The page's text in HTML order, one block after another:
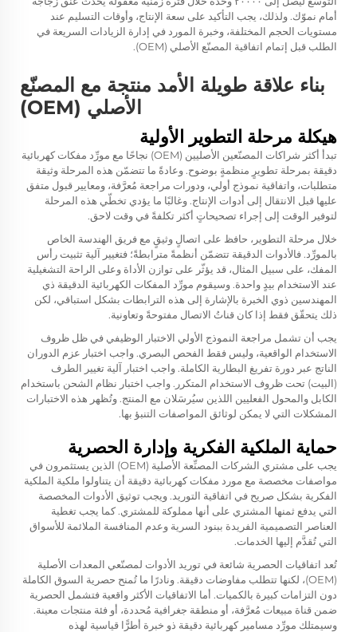
أمام نموّك. ولذلك، يجب التأكيد على سعة الإنتاج، وأوقات التسليم عند
مستويات الحجم المختلفة، وخبرة المورد في إدارة الزيادات السريعة في
الطلب قبل إتمام اتفاقية المصنّع الأصلي (OEM).
بناء علاقة طويلة الأمد منتجة مع المصنّع
الأصلي (OEM)
هيكلة مرحلة التطوير الأولية
تبدأ أكثر شراكات المصنّعين الأصليين (OEM) نجاحًا مع مورِّد مفكات كهربائية
دقيقة بمرحلة تطويرٍ منظمةٍ بوضوح. وعادةً ما تتضمّن هذه المرحلة وثيقة
متطلبات، واتفاقية نموذج أولي، ودورات مراجعة مُعرَّفة، ومعايير قبول متفق
عليها قبل الانتقال إلى أدوات الإنتاج. وغالبًا ما يؤدي تخطّي هذه المرحلة
لتوفير الوقت إلى إجراء تصحيحاتٍ أكثر تكلفةً في وقت لاحق.
خلال مرحلة التطوير، حافظ على اتصالٍ وثيقٍ مع فريق الهندسة الخاص
بالمورِّد. فالأدوات الدقيقة تتضمّن أنظمةً مترابطةً؛ فتغيير آلية تثبيت رأس
المفك، على سبيل المثال، قد يؤثّر على توازن الأداة وعلى الراحة التشغيلية
عند الاستخدام بيدٍ واحدة. وسيقوم مورِّد المفكات الكهربائية الدقيقة ذي
المهندسين ذوي الخبرة بالإشارة إلى هذه الترابطات بشكل استباقي، لكن
ذلك يتحقّق فقط إذا كان قناتُ الاتصال مفتوحةً وتعاونية.
يجب أن تشمل مراجعة النموذج الأولي الاختبار الوظيفي في ظل ظروف
الاستخدام الواقعية، وليس فقط الفحص البصري. واجب اختبار عزم الدوران
الناتج عبر دورة تفريغ البطارية الكاملة. واجب اختبار آلية تغيير الطرف
(البيت) تحت ظروف الاستخدام المتكرر. واجب اختبار نظام الشحن باستخدام
الكابل والمحول الفعليين اللذين سيُرسَلان مع المنتج. وتُظهر هذه الاختبارات
المشكلات التي لا يمكن لوثائق المواصفات التنبؤ بها.
حماية الملكية الفكرية وإدارة الحصرية
يجب على مشتري الشركات المصنِّعة الأصلية (OEM) الذين يستثمرون في
مواصفات مخصصة مع مورد مفكات كهربائية دقيقة أن يتناولوا ملكية الملكية
الفكرية بشكل صريح في اتفاقية التوريد. ويجب توثيق الأدوات المخصصة
التي يدفع ثمنها المشتري على أنها مملوكة للمشتري. كما يجب تغطية
العناصر التصميمية الفريدة ببنود السرية وعدم المنافسة الملائمة للأسواق
التي تُقدَّم إليها الخدمات.
تُعد اتفاقيات الحصرية شائعة في توريد الأدوات لمصنّعي المعدات الأصلية
(OEM)، لكنها تتطلب مفاوضات دقيقة. ونادرًا ما تُمنح حصرية السوق الكاملة
دون التزامات كبيرة بالكميات. أما الاتفاقيات الأكثر واقعية فتشمل الحصرية
ضمن قناة مبيعات مُعرَّفة، أو منطقة جغرافية مُحددة، أو فئة منتجات معينة.
وسيمتلك مورِّد مسامير كهربائية دقيقة ذو خبرة أطرًّا قياسية لهذه